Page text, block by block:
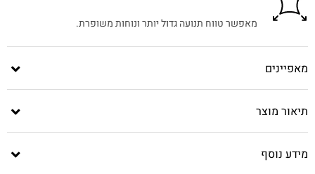
מאפשר טווח תנועה גדול יותר ונוחות משופרת.
מאפיינים
תיאור מוצר
מידע נוסף